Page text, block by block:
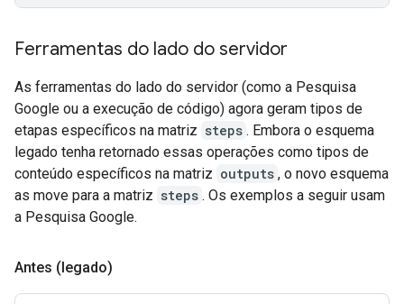
Ferramentas do lado do servidor
As ferramentas do lado do servidor (como a Pesquisa
Google ou a execução de código) agora geram tipos de
etapas específicos na matriz steps . Embora o esquema
legado tenha retornado essas operações como tipos de
conteúdo específicos na matriz outputs , o novo esquema
as move para a matriz steps . Os exemplos a seguir usam
a Pesquisa Google.
Antes (legado)